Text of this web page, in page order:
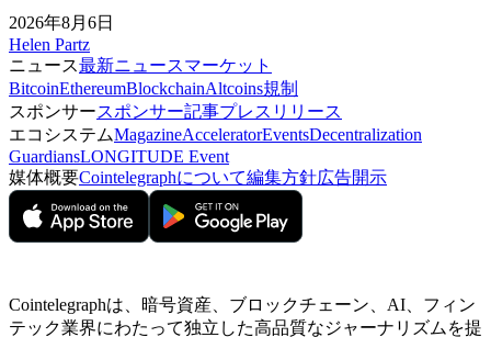
2026年8月6日
Helen Partz
ニュース最新ニュースマーケット
BitcoinEthereumBlockchainAltcoins規制
スポンサースポンサー記事プレスリリース
エコシステムMagazineAcceleratorEventsDecentralization
GuardiansLONGITUDE Event
媒体概要Cointelegraphについて編集方針広告開示
Cointelegraphは、暗号資産、ブロックチェーン、AI、フィン
テック業界にわたって独立した高品質なジャーナリズムを提